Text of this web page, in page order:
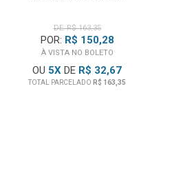
DE: R$ 163,35
POR: R$ 150,28
À VISTA NO BOLETO
OU 5X DE R$ 32,67
TOTAL PARCELADO R$ 163,35